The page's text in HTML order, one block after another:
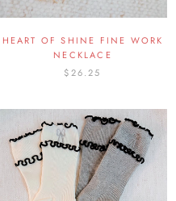
HEART OF SHINE FINE WORK
NECKLACE
$26.25